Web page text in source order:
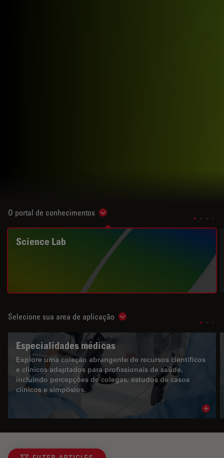
O portal de conhecimentos Show subnavigation
Science Lab
Selecione sua area de aplicação Show subnavigation
Especialidades médicas
Explore uma coleção abrangente de recursos científicos
e clínicos adaptados para profissionais de saúde,
incluindo percepções de colegas, estudos de casos
clínicos e simpósios.